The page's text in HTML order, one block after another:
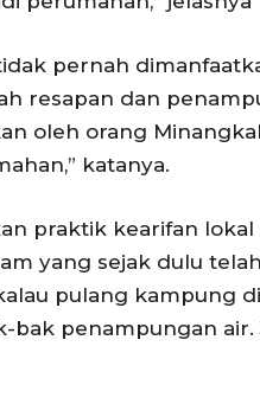
pernah
resapan dan
oleh orang
katanya.
praktik kearifan lokal
yang sejak dulu
pulang kampung
penampungan air.